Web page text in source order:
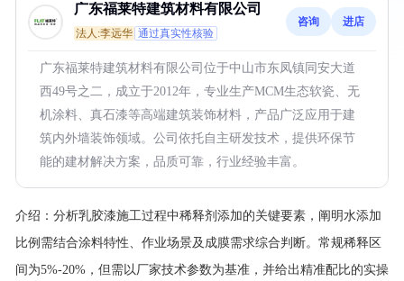
广东福莱特建筑材料有限公司
法人:李远华 通过真实性核验
咨询 进店
广东福莱特建筑材料有限公司位于中山市东凤镇同安大道
西49号之二，成立于2012年，专业生产MCM生态软瓷、无
机涂料、真石漆等高端建筑装饰材料，产品广泛应用于建
筑内外墙装饰领域。公司依托自主研发技术，提供环保节
能的建材解决方案，品质可靠，行业经验丰富。
介绍： 分析乳胶漆施工过程中稀释剂添加的关键要素，阐明水添加
比例需结合涂料特性、作业场景及成膜需求综合判断。常规稀释区
间为5%-20%，但需以厂家技术参数为基准，并给出精准配比的实操